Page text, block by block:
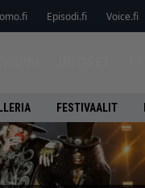
Episodi.fi Voice.fi
FESTIVAALIT